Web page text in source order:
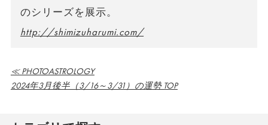
のシリーズを展示。
http://shimizuharumi.com/
≪ PHOTOASTROLOGY
2024年3月後半（3/16～3/31）の運勢 TOP